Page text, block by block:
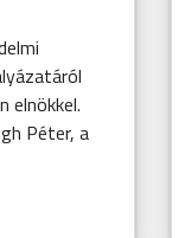
elnökkel.
Péter, a